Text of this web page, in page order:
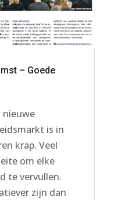
– Goede
nieuwe
is in
krap. Veel
om elke
te vervullen.
zijn dan